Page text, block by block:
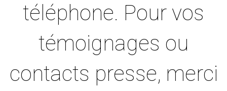
téléphone. Pour vos
témoignages ou
contacts presse, merci